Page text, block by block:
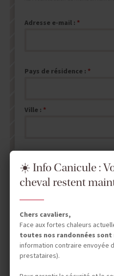
Adresse e-mail :
Pays de résidence :
Ville :
ENVOYER MA
☀️ Info Canicule :
cheval restent
Chers cavaliers,
Face aux fortes chaleurs
toutes nos randonnées sont
information contraire envoyée
prestataires).